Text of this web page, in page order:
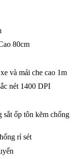
80cm
và mái che cao 1m
nét 1400 DPI
sắt ốp tôn kẽm chống
rỉ sét